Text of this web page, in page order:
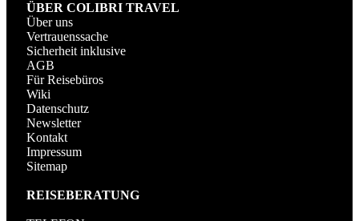
ÜBER COLIBRI TRAVEL
Über uns
Vertrauenssache
Sicherheit inklusive
AGB
Für Reisebüros
Wiki
Datenschutz
Newsletter
Kontakt
Impressum
Sitemap
REISEBERATUNG